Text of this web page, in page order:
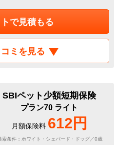
で見積もる
ミを見る
SBIペット少額短期保険
プラン70 ライト
月額保険料 612円
索条件：ホワイト・シェパード・ドッグ／0歳